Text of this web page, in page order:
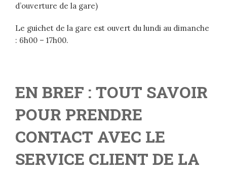
d’ouverture de la gare)
Le guichet de la gare est ouvert du lundi au dimanche
: 6h00 – 17h00.
EN BREF : TOUT SAVOIR
POUR PRENDRE
CONTACT AVEC LE
SERVICE CLIENT DE LA